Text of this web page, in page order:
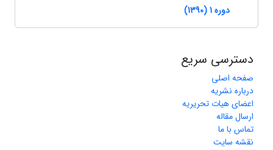
دوره 1 (1390)
دسترسی سریع
صفحه اصلی
درباره نشریه
اعضای هیات تحریریه
ارسال مقاله
تماس با ما
نقشه سایت